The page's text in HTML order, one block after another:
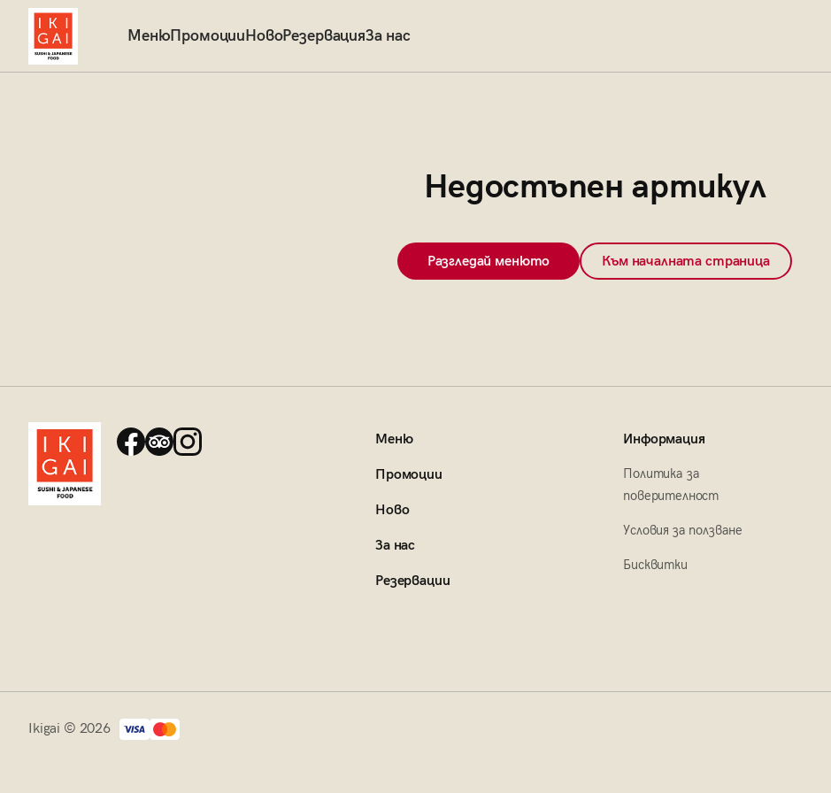
МенюПромоцииНовоРезервацияЗа нас
Недостъпен артикул
Разгледай менюто Към началната страница
Меню
Промоции
Ново
За нас
Резервации
Информация
Политика за
поверителност
Условия за ползване
Бисквитки
Ikigai © 2026